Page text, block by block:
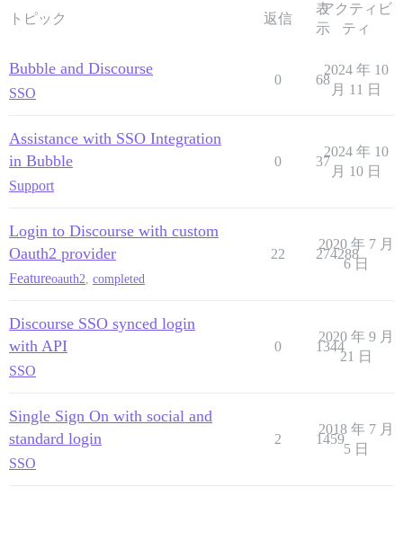
トピック 返信
表
示
アクティビ
ティ
Bubble and Discourse
SSO
0 68
2024 年 10
月 11 日
Assistance with SSO Integration
in Bubble
Support
0 37
2024 年 10
月 10 日
Login to Discourse with custom
Oauth2 provider
Featureoauth2 completed
22 274288
2020 年 7 月
6 日
Discourse SSO synced login
with API
SSO
0 1344
2020 年 9 月
21 日
Single Sign On with social and
standard login
SSO
2 1459
2018 年 7 月
5 日